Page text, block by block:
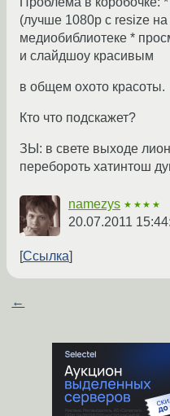
(лучше 1080p с resize
медиобиблиотеке *
и слайдшоу красивым
в общем охото красоты.
Кто что подскажет?
ЗЫ: в свете выходе
перебороть хатинтош
namezys ★★★★
20.07.2011
Ссылка
←